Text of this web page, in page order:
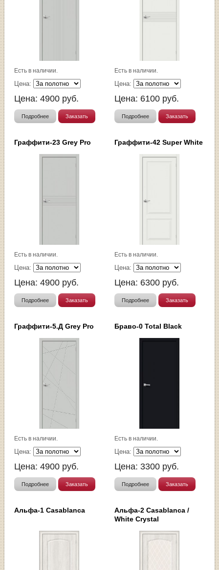
Есть в наличии.
Цена:
Цена:4900 руб.
Подробнее Заказать
Есть в наличии.
Цена:
Цена: 6100 руб.
Подробнее Заказать
Граффити-23 Grey Pro
Есть в наличии.
Цена:
Цена:4900 руб.
Подробнее Заказать
Граффити-42 Super White
Есть в наличии.
Цена:
Цена: 6300 руб.
Подробнее Заказать
Граффити-5.Д Grey Pro
Есть в наличии.
Цена:
Цена:4900 руб.
Подробнее Заказать
Браво-0 Total Black
Есть в наличии.
Цена:
Цена: 3300 руб.
Подробнее Заказать
Альфа-1 Casablanca
Альфа-2 Casablanca /
White Сrystal